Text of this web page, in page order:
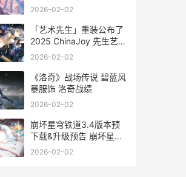
2026-02-02
「艺术先生」重装公布了
2025 ChinaJoy 先生艺术
字图片
2026-02-02
《洛奇》战场传说 碧蓝风
暴服饰 洛奇战绩
2026-02-02
崩坏星穹铁道3.4版本预
下载&升级预告 崩坏星穹
铁道官服下载
2026-02-02